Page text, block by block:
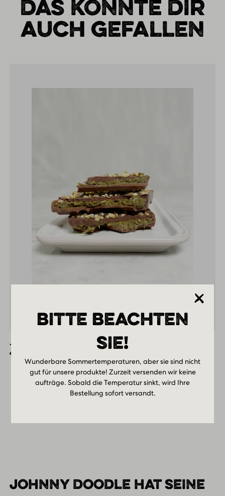
BITTE BEACHTEN
SIE!
Wunderbare Sommertemperaturen, aber sie sind nicht
gut für unsere produkte! Zurzeit versenden wir keine
aufträge. Sobald die Temperatur sinkt, wird Ihre
Bestellung sofort versandt.
DAS KÖNNTE DIR
AUCH GEFALLEN
Johnny
Quatro
Johnny Quatro Pistache Knafeh
€
Preis
war:
€14,95
Preis
ist:
€8,41.
ALLE PRODUKTE ANZEIGEN
JOHNNY DOODLE HAT SEINE